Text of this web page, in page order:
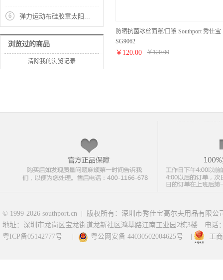
6 弹力运动布硅胶章太阳帽SG4152
浏览过的商品
清除我的浏览记录
防晒抗菌冰丝面罩/口罩 Southport 秀仕宝
SG9062
￥ 120.00 ￥120.00
© 1999-2026 southport.cn | 版权所有：深圳市秀仕宝高尔夫用品有限公
地址：深圳市龙岗区宝龙街道龙新社区鸿基路江南工业园2栋3楼
电话
粤ICP备05142777号
| 粤公网安备 44030502004625号 | 工